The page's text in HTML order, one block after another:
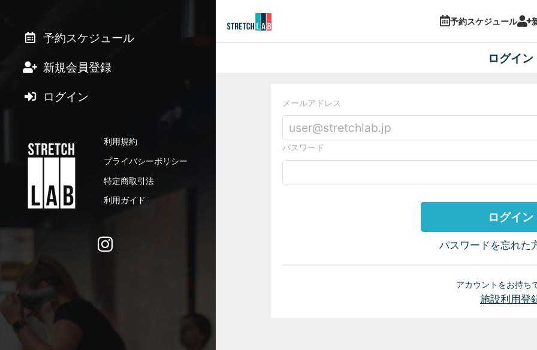
予約スケジュール
ログイン
メールアドレス
パスワード
ログイン
パスワードを忘れた
アカウントをお持ち
施設利用登
予約スケジュール
新規会員登録
ログイン
利用規約
プライバシーポリシー
特定商取引法
利用ガイド